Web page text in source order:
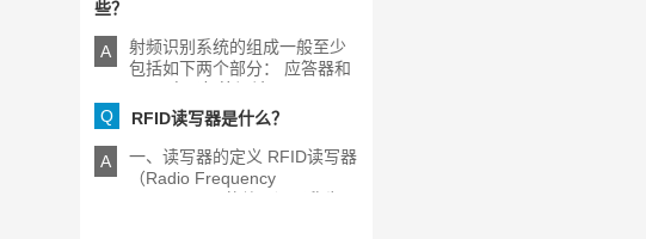
些？
A
射频识别系统的组成一般至少
包括如下两个部分： 应答器和
Q
RFID读写器是什么？
A
一、读写器的定义 RFID读写器
（Radio Frequency